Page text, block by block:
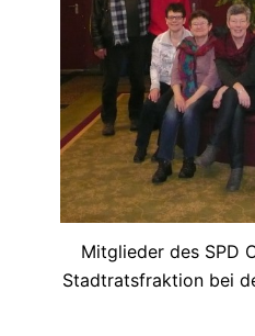
Mitglieder des SPD
Stadtratsfraktion bei